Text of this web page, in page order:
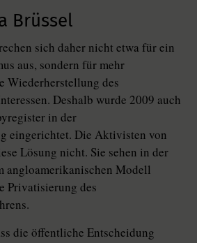
Brüssel
sich daher nicht etwa für ein
aus, sondern für mehr
Wiederherstellung des
Deshalb wurde 2009 auch
in der
eingerichtet. Die Aktivisten von
Lösung nicht. Sie sehen in der
angloamerikanischen Modell
Privatisierung des
die öffentliche Entscheidung